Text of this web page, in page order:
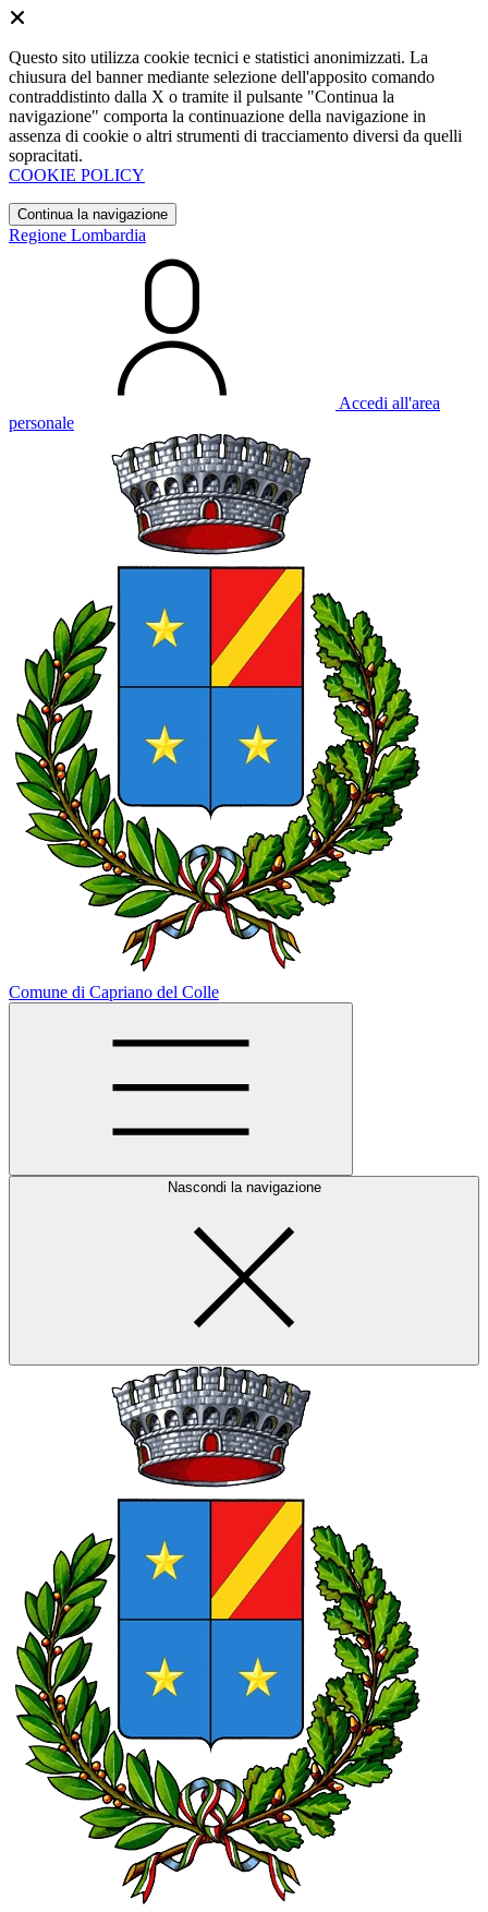
Questo sito utilizza cookie tecnici e statistici anonimizzati. La
chiusura del banner mediante selezione dell'apposito comando
contraddistinto dalla X o tramite il pulsante "Continua la
navigazione" comporta la continuazione della navigazione in
assenza di cookie o altri strumenti di tracciamento diversi da quelli
sopracitati.
COOKIE POLICY
Continua la navigazione
Regione Lombardia
Accedi all'area
personale
Comune di Capriano del Colle
Nascondi la navigazione